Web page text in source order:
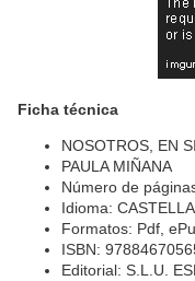
Ficha técnica
NOSOTROS, EN
PAULA MIÑANA
Número de
Idioma:
Formatos: Pdf,
ISBN:
Editorial: S.L.U.